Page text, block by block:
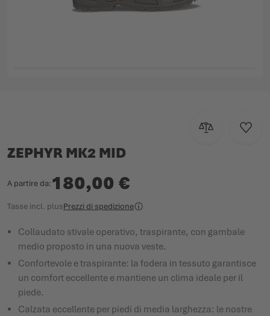
Aggiungi al
ZEPHYR MK2 MID
A partire da 180,00 €
Tasse incl. plusPrezzi di spedizione
Collaudato stivale operativo, traspirante, con gambale
medio proposto in una nuova veste.
Confortevole e traspirante: la fodera in tessuto garantisce
un comfort eccellente e mantiene un clima ideale per il
piede.
Calzata eccellente per piedi di media larghezza: le nostre